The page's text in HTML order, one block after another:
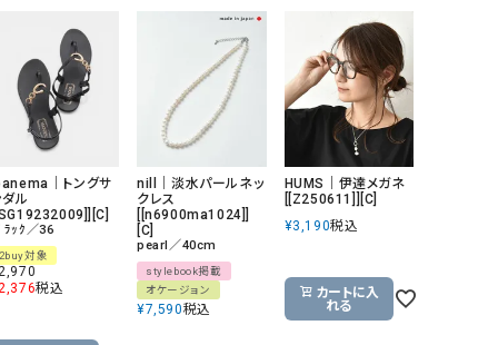
GO TO HOLLYWOOD（ゴートゥーハリウ
ッド）
THIRTY（サーティ）
G-STAR RAW（ジースターロウ） tumugu:（ツムグ）
GOOD SPEED（グッドスピード） un cinq（アンサンク）
UNIVERSAL OVERALL（
オーバーオール）
GRAMICCI（グラミチ）
USU GALLERY（ユーエス
（ｇ） （グラム） upper hights（アッパーハ
Gives a sense of fullment +phenix（フェニックス）
｜トングサ
ル
ﾗｯｸ／36
2buy対象
税込
nill｜淡水パールネッ
クレス
[[n6900ma1024]]
[C]
pearl／40cm
stylebook掲載
オケージョン
¥7,590税込
HUMS｜伊達メガネ
[[Z250611]][C]
¥3,190税込
カートに入
れる